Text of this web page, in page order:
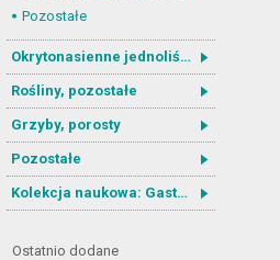
Pozostałe
Okrytonasienne jednoliścienne
Rośliny, pozostałe
Grzyby, porosty
Pozostałe
Kolekcja naukowa: Gastrotricha
Ostatnio dodane